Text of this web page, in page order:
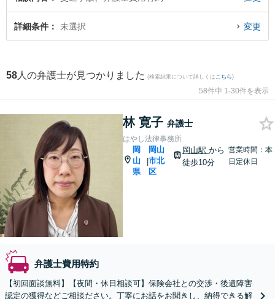
を今すぐに弁護士に相談したい』『弁護士費用特約のトラブル解決の実績豊富
な近くの弁護士を検索したい』『初回相談無料で弁護士費用特約を法律相談で
詳細条件 未選択 変更
58 人の弁護士が見つかりました (検索結果について詳しくは こちら)
58件中 1-30件を表示
林 寛子 弁護士
はやし法律事務所
岡
山
県
|
岡山
市北
区
岡山駅 から
徒歩10分
営業時間：本
日定休日
弁護士費用特約
【初回面談無料】【夜間・休日相談可】保険会社との交渉・後遺障害
認定の獲得などご相談ださい。丁寧にお話をお聞きし、納得できる解